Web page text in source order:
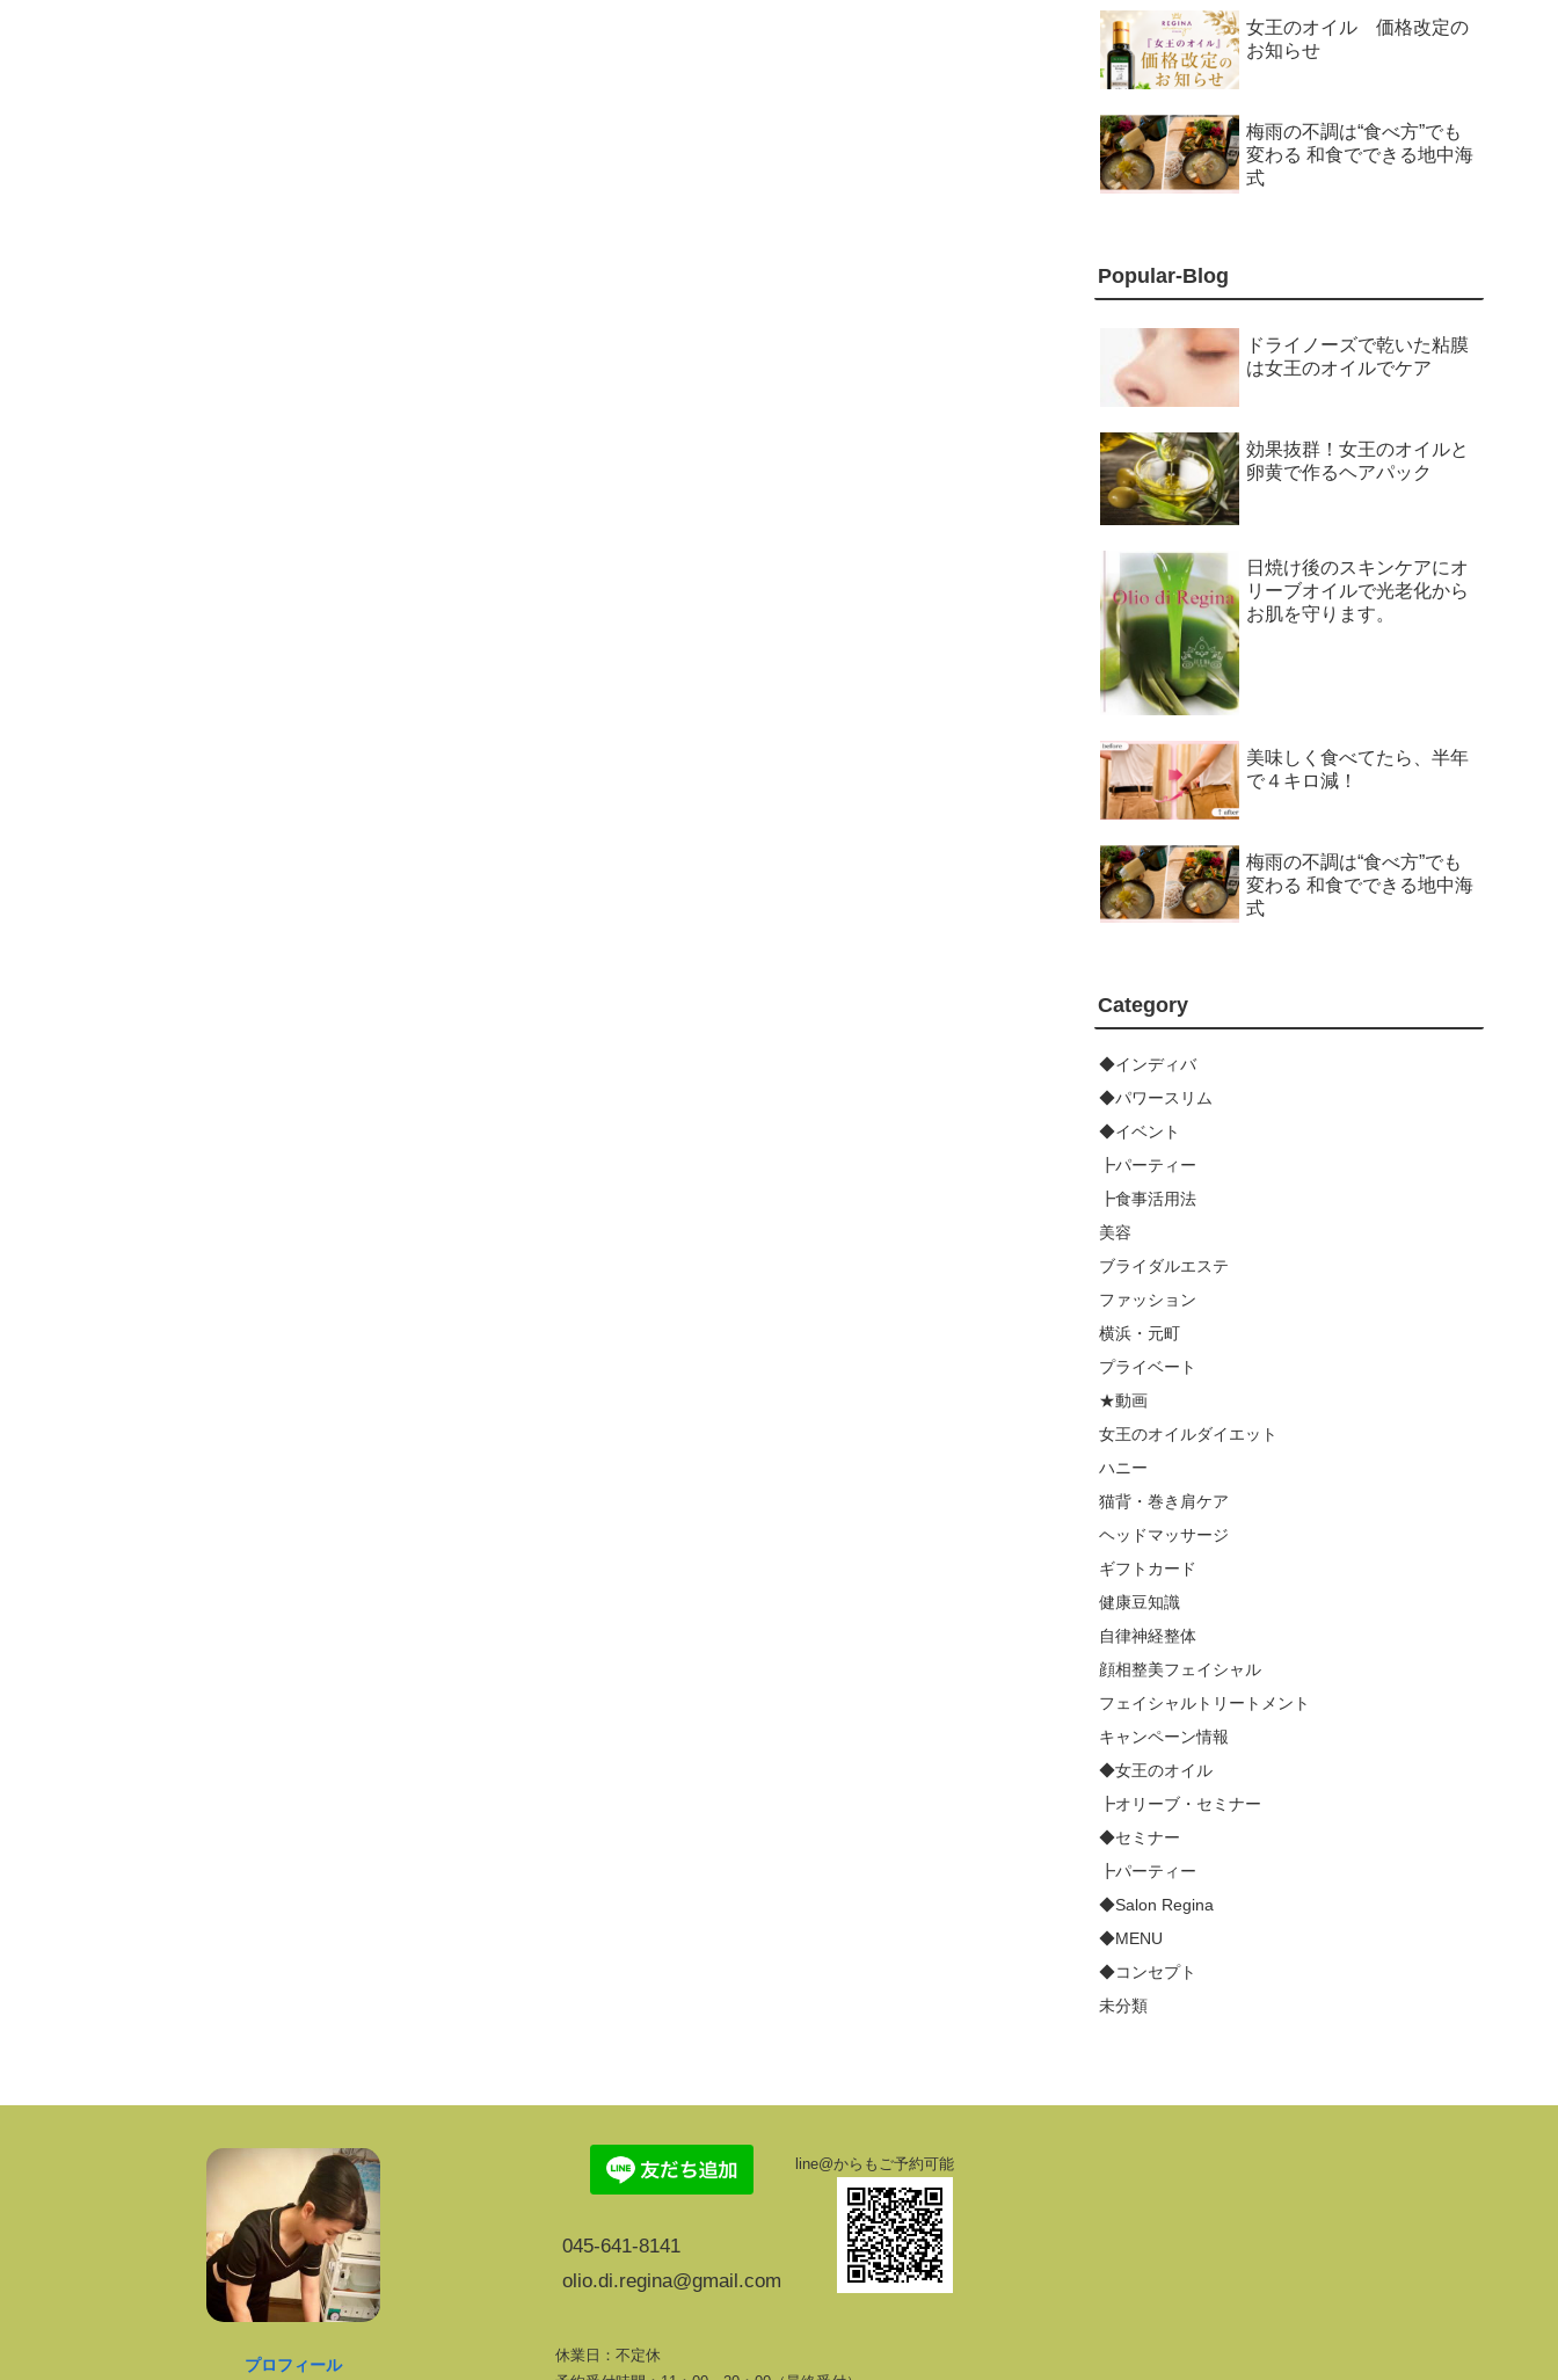
女王のオイル 価格改定の
お知らせ
梅雨の不調は“食べ方”でも
変わる 和食でできる地中海
式
Popular-Blog
ドライノーズで乾いた粘膜
は女王のオイルでケア
効果抜群！女王のオイルと
卵黄で作るヘアパック
日焼け後のスキンケアにオ
リーブオイルで光老化から
お肌を守ります。
美味しく食べてたら、半年
で４キロ減！
梅雨の不調は“食べ方”でも
変わる 和食でできる地中海
式
Category
◆インディバ
◆パワースリム
◆イベント
┣パーティー
┣食事活用法
美容
ブライダルエステ
ファッション
横浜・元町
プライベート
★動画
女王のオイルダイエット
ハニー
猫背・巻き肩ケア
ヘッドマッサージ
ギフトカード
健康豆知識
自律神経整体
顔相整美フェイシャル
フェイシャルトリートメント
キャンペーン情報
◆女王のオイル
┣オリーブ・セミナー
◆セミナー
┣パーティー
◆Salon Regina
◆MENU
◆コンセプト
未分類
プロフィール
045-641-8141
olio.di.regina@gmail.com
line@からもご予約可能
休業日：不定休